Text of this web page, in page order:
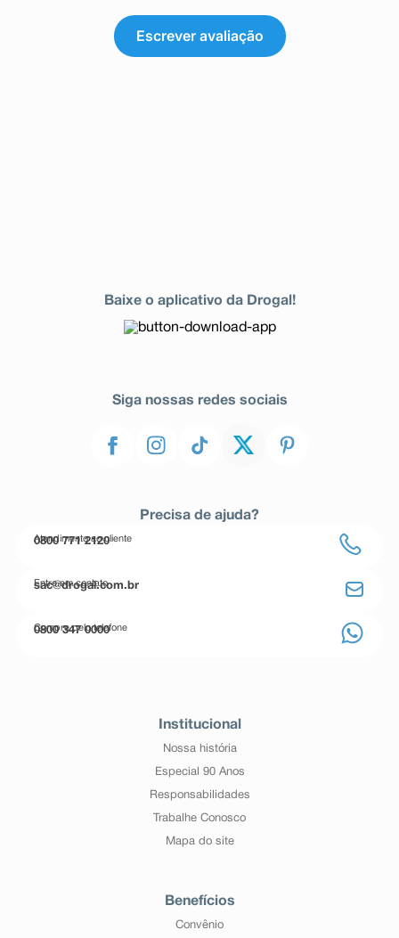
Escrever avaliação
Baixe o aplicativo da Drogal!
Siga nossas redes sociais
Precisa de ajuda?
Atendimento ao cliente
0800 771 2120
Entre em contato
sac@drogal.com.br
Compre pelo telefone
0800 347 0000
Institucional
Nossa história
Especial 90 Anos
Responsabilidades
Trabalhe Conosco
Mapa do site
Benefícios
Convênio